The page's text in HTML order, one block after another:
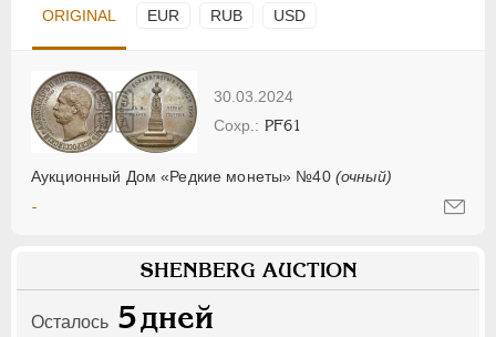
ORIGINAL EUR RUB USD
30.03.2024
Аукционный Дом «Редкие монеты» №40 (очный)
PF61
-
SHENBERG AUCTION
Осталось 5дней